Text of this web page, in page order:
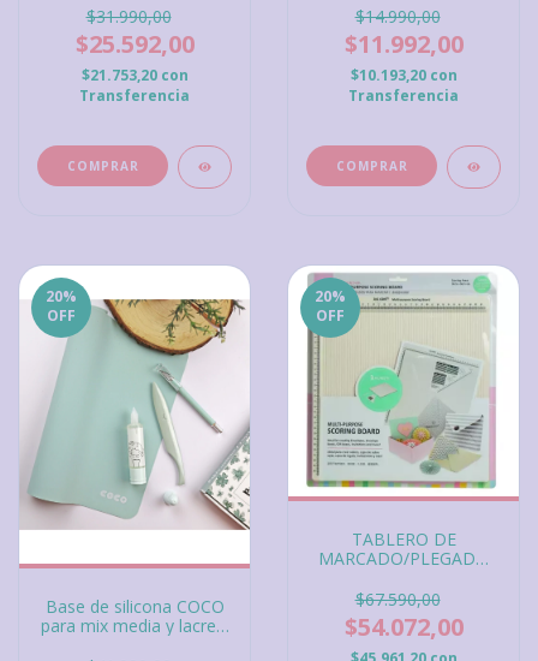
Keepers
$31.990,00
$25.592,00
$21.753,20 con
Transferencia
$14.990,00
$11.992,00
$10.193,20 con
Transferencia
20%
OFF
Base de silicona COCO
para mix media y lacres,
20%
OFF
TABLERO DE
MARCADO/PLEGADO
$67.590,00
$54.072,00